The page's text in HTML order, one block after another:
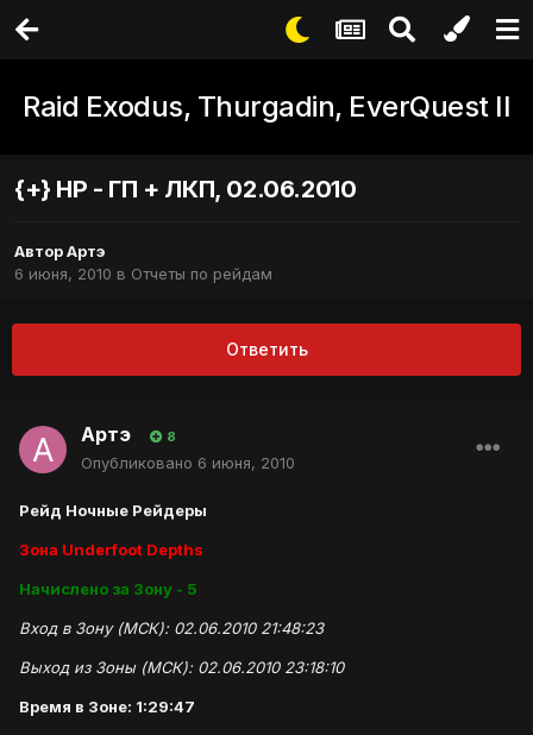
Raid Exodus, Thurgadin, EverQuest II
{+} НР - ГП + ЛКП, 02.06.2010
АвторАртэ
6 июня, 2010 в Отчеты по рейдам
Ответить
Артэ 8
Опубликовано 6 июня, 2010
Рейд Ночные Рейдеры
Зона Underfoot Depths
Начислено за Зону - 5
Вход в Зону (МСК): 02.06.2010 21:48:23
Выход из Зоны (МСК): 02.06.2010 23:18:10
Время в Зоне: 1:29:47